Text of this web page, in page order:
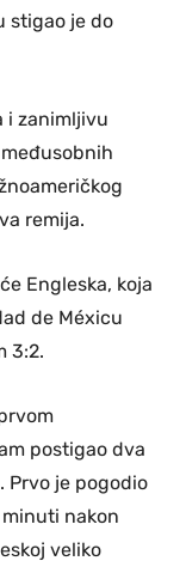
stigao je do
i zanimljivu
remija.
Engleska, koja
de Méxicu
3:2.
postigao dva
Prvo je pogodio
nakon
veliko